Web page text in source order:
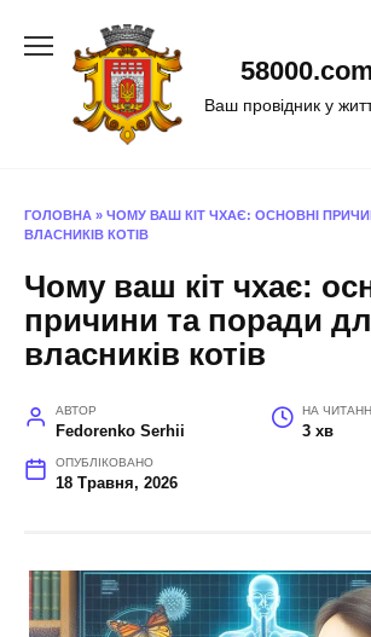
Ваш провідник у
ГОЛОВНА » ЧОМУ ВАШ КІТ ЧХАЄ: ОСНОВНІ
ВЛАСНИКІВ КОТІВ
Чому ваш кіт чхає:
причини та поради
власників котів
АВТОР
Fedorenko Serhii
НА
3 хв
ОПУБЛІКОВАНО
18 Травня, 2026